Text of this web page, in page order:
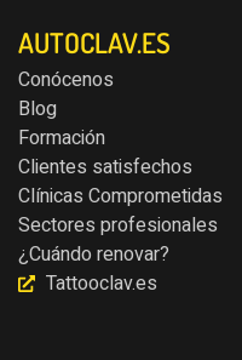
AUTOCLAV.ES
Conócenos
Blog
Formación
Clientes satisfechos
Clínicas Comprometidas
Sectores profesionales
¿Cuándo renovar?
Tattooclav.es